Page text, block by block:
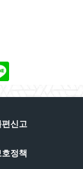
편신고
정책